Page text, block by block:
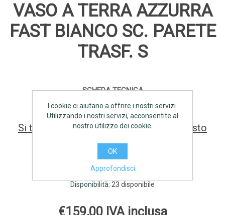
VASO A TERRA AZZURRA
FAST BIANCO SC. PARETE
TRASF. S
SCHEDA TECNICA
Si tratta della prima recensione per questo
Produttore: AZZURRA
Disponibilità: 23 disponibile
€159,00 IVA inclusa
I cookie ci aiutano a offrire i nostri servizi.
Utilizzando i nostri servizi, acconsentite al
nostro utilizzo dei cookie.
OK
Approfondisci